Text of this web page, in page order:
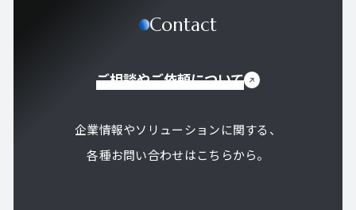
Contact
ご相談やご依頼について
企業情報やソリューションに関する、
各種お問い合わせはこちらから。